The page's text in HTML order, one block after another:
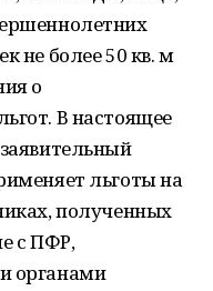
не более 50 кв. м
о
В настоящее
льготы на
полученных
с ПФР,
органами